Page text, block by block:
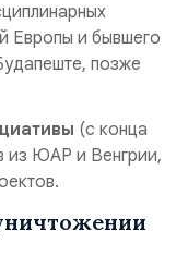
Европы и бывшего
позже
(с конца
из ЮАР и Венгрии,